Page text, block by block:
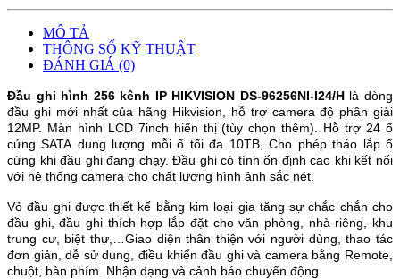
MÔ TẢ
THÔNG SỐ KỸ THUẬT
ĐÁNH GIÁ (0)
Đầu ghi hình 256 kênh IP HIKVISION DS-96256NI-I24/Hlà dòng
đầu ghi mới nhất của hãng Hikvision, hỗ trợ camera độ phân giải
12MP. Màn hình LCD 7inch hiển thị (tùy chọn thêm). Hỗ trợ 24 ổ
cứng SATA dung lượng mỗi ổ tối đa 10TB, Cho phép tháo lắp ổ
cứng khi đầu ghi đang chạy. Đầu ghicó tính ổn định cao khi kết nối
với hệ thống camera cho chất lượng hình ảnh sắc nét.
Vỏ đầu ghi được thiết kế bằng kim loại gia tăng sự chắc chắn cho
đầu ghi, đầu ghi thích hợp lắp đặt cho văn phòng, nhà riêng, khu
trung cư, biệt thự,…Giao diện thân thiện với người dùng, thao tác
đơn giản, dễ sử dụng, điều khiển đầu ghi và camera bằng Remote,
chuột, bàn phím. Nhận dạng và cảnh báo chuyển động.